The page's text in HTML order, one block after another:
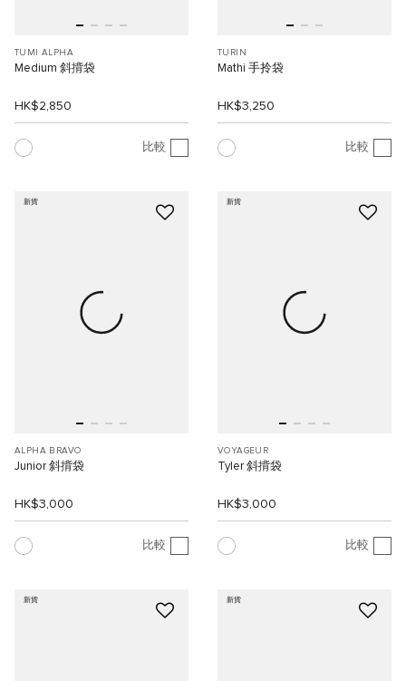
TUMI ALPHA
Medium 斜揹袋
HK$2,850
比較
TURIN
Mathi 手拎袋
HK$3,250
比較
新貨
ALPHA BRAVO
Junior 斜揹袋
HK$3,000
比較
新貨
VOYAGEUR
Tyler 斜揹袋
HK$3,000
比較
新貨 新貨